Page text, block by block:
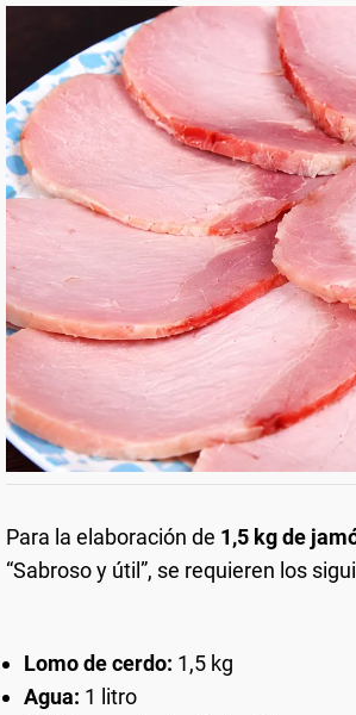
Para la elaboración de 1,5 kg de
“Sabroso y útil”, se requieren los
Lomo de cerdo: 1,5 kg
Agua: 1 litro